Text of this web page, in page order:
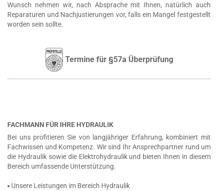
Wunsch nehmen wir, nach Absprache mit Ihnen, natürlich auch
Reparaturen und Nachjustierungen vor, falls ein Mangel festgestellt
worden sein sollte.
Termine für §57a Überprüfung
FACHMANN FÜR IHRE HYDRAULIK
Bei uns profitieren Sie von langjähriger Erfahrung, kombiniert mit
Fachwissen und Kompetenz. Wir sind Ihr Ansprechpartner rund um
die Hydraulik sowie die Elektrohydraulik und bieten Ihnen in diesem
Bereich umfassende Unterstützung.
▪ Unsere Leistungen im Bereich Hydraulik